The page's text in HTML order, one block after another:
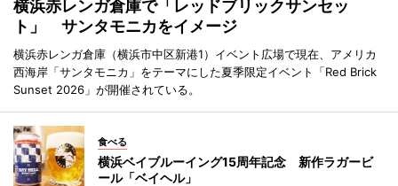
横浜赤レンガ倉庫で「レッドブリックサンセッ
ト」 サンタモニカをイメージ
横浜赤レンガ倉庫（横浜市中区新港1）イベント広場で現在、アメリカ
西海岸「サンタモニカ」をテーマにした夏季限定イベント「Red Brick
Sunset 2026」が開催されている。
食べる
横浜ベイブルーイング15周年記念 新作ラガービ
ール「ベイヘル」